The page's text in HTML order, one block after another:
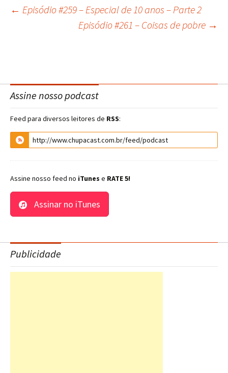
Navegação
post
← Episódio #259 – Especial de 10 anos – Parte 2
Episódio #261 – Coisas de pobre →
Assine nosso podcast
Feed para diversos leitores de RSS:
Assine nosso feed no iTunes e RATE 5!
Assinar no iTunes
Publicidade